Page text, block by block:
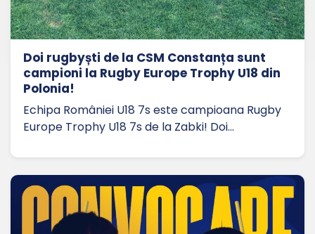
Doi rugbyști de la CSM Constanța sunt
campioni la Rugby Europe Trophy U18 din
Polonia!
Echipa României U18 7s este campioana Rugby
Europe Trophy U18 7s de la Zabki! Doi…